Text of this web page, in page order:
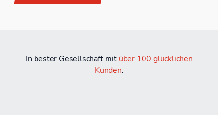
In bester Gesellschaft mit über 100 glücklichen
Kunden.